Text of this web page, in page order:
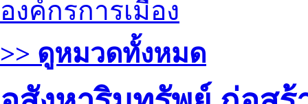
องค์กรการเมือง
>> ดูหมวดทั้งหมด